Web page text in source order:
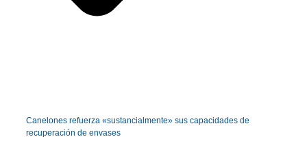
Canelones refuerza «sustancialmente» sus capacidades de
recuperación de envases